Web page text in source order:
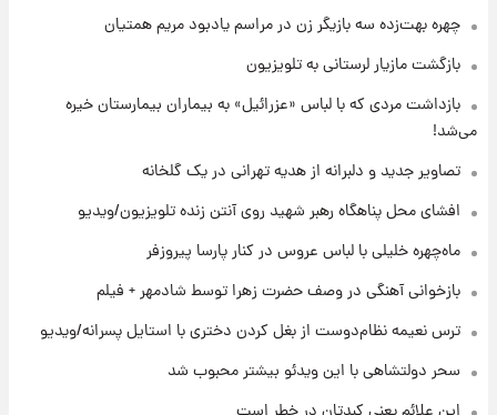
قیمت محصولات ایران‌خودرو و سایپا امروز شنبه
۱۷ مرداد ۱۴۰۵
۱۹ ساعت پیش
۲۰ ساعت پیش
بازیکن به درد نخور استقلال با مقصد اروپا این
تیم را ترک کرد!
تصاویر کمتر دیده‌شده از شهیدان حاجی‌زاده و
چهره بهت‌زده سه بازیگر زن در مراسم یادبود مریم همتیان
بازگشت مازیار لرستانی به تلویزیون
بازداشت مردی که با لباس «عزرائیل» به بیماران بیمارستان خیره
می‌شد!
تصاویر جدید و دلبرانه از هدیه تهرانی در یک گلخانه
افشای محل پناهگاه‌ رهبر شهید روی آنتن زنده تلویزیون/ویدیو
ماه‌چهره خلیلی با لباس عروس در کنار پارسا پیروزفر
بازخوانی آهنگی در وصف حضرت زهرا توسط شادمهر + فیلم
ترس نعیمه نظام‌دوست از بغل کردن دختری با استایل پسرانه/ویدیو
سحر دولتشاهی با این ویدئو بیشتر محبوب شد